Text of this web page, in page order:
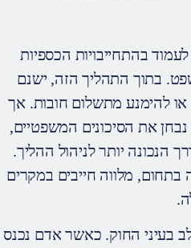
בהתחייבויות הכספיות
בתוך התהליך הזה, ישנם
או להימנע מתשלום חובות. אך
את הסיכונים המשפטיים,
הנכונה יותר לניהול ההליך.
דין ליאור כספי, בעל ניסיון של למעלה מ-20 שנה בתחום, מלווה חייבים במקרים
בעיני החוק. כאשר אדם נכנס